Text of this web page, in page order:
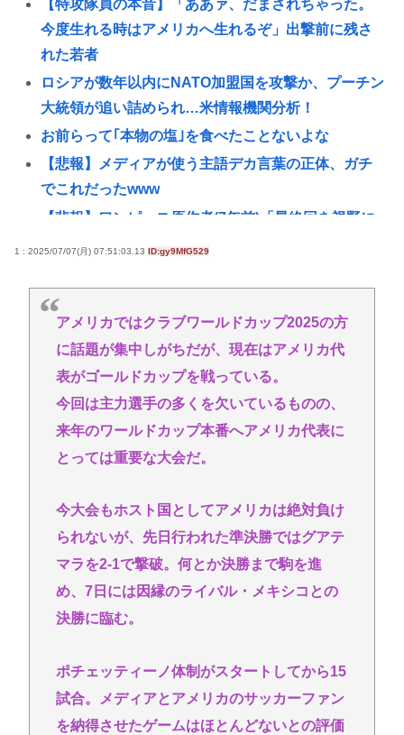
【特攻隊員の本音】「ああァ、だまされちゃった。
今度生れる時はアメリカへ生れるぞ」出撃前に残さ
れた若者
ロシアが数年以内にNATO加盟国を攻撃か、プーチン
大統領が追い詰められ…米情報機関分析！
お前らって｢本物の塩｣を食べたことないよな
【悲報】メディアが使う主語デカ言葉の正体、ガチ
でこれだったwww
【悲報】ワンピース原作者(7年前)「最終回を視野に
小さいのがいるのになんで猫はみんな同じ大きさな
の？」
防衛白書の表紙は、なぜか笑顔の若者がアニメ風に
描かれ… 安保政策の大転換とのチグハグ感に戸惑
いの声
戦争になったら国に心臓を捧げるかランキング1位グ
エン 最下位ジャップ
インパクト 戦後日本の「ブラックボックス」を思う
北原みのりさん
ガチで死にたい時ってどうしたらいいの？
新しいキーボード買いたいんだけど、今のキーボー
ド壊れなくて買う理由が見つからない
配布する輩が発生
結婚式やると近所の花屋が潰れない理由がわかる
「こんなに金取るのかよ！？」って驚くぞ
1 : 2025/07/07(月) 07:51:03.13 ID:gy9MfG529
アメリカではクラブワールドカップ2025の方
に話題が集中しがちだが、現在はアメリカ代
表がゴールドカップを戦っている。
今回は主力選手の多くを欠いているものの、
来年のワールドカップ本番へアメリカ代表に
とっては重要な大会だ。
今大会もホスト国としてアメリカは絶対負け
られないが、先日行われた準決勝ではグアテ
マラを2-1で撃破。何とか決勝まで駒を進
め、7日には因縁のライバル・メキシコとの
決勝に臨む。
ポチェッティーノ体制がスタートしてから15
試合。メディアとアメリカのサッカーファン
を納得させたゲームはほとんどないとの評価